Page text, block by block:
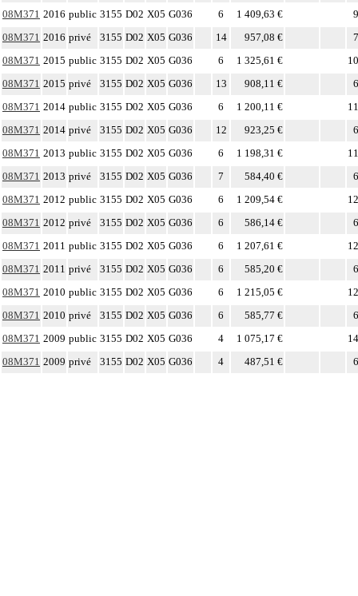
08M371 2016 public 3155 D02 X05 G036 6 1 409,63 €
08M371 2016 privé 3155 D02 X05 G036 14 957,08 €
08M371 2015 public 3155 D02 X05 G036 6 1 325,61 €
08M371 2015 privé 3155 D02 X05 G036 13 908,11 €
08M371 2014 public 3155 D02 X05 G036 6 1 200,11 €
08M371 2014 privé 3155 D02 X05 G036 12 923,25 €
08M371 2013 public 3155 D02 X05 G036 6 1 198,31 €
08M371 2013 privé 3155 D02 X05 G036 7 584,40 €
08M371 2012 public 3155 D02 X05 G036 6 1 209,54 €
08M371 2012 privé 3155 D02 X05 G036 6 586,14 €
08M371 2011 public 3155 D02 X05 G036 6 1 207,61 €
08M371 2011 privé 3155 D02 X05 G036 6 585,20 €
08M371 2010 public 3155 D02 X05 G036 6 1 215,05 €
08M371 2010 privé 3155 D02 X05 G036 6 585,77 €
08M371 2009 public 3155 D02 X05 G036 4 1 075,17 €
08M371 2009 privé 3155 D02 X05 G036 4 487,51 €